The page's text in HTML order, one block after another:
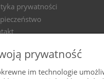
prywatności
prywatność
im technologie